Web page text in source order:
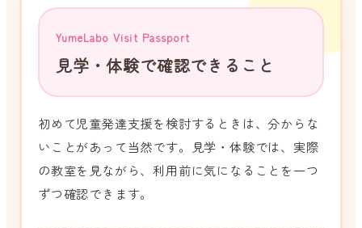
YumeLabo Visit Passport
見学・体験で確認できること
初めて児童発達支援を検討するときは、分からな
いことがあって当然です。見学・体験では、実際
の教室を見ながら、利用前に気になることを一つ
ずつ確認できます。